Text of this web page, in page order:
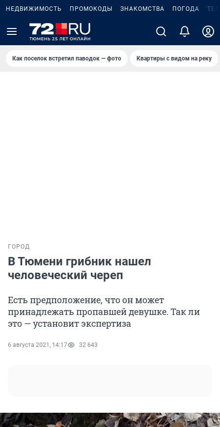
НЕДВИЖИМОСТЬ ПРОМОКОДЫ ЗНАКОМСТВА ПОГОДА
Как поселок встретил паводок — фото Квартиры с видом на реку
ГОРОД
В Тюмени грибник нашел
человеческий череп
Есть предположение, что он может
принадлежать пропавшей девушке. Так ли
это — установит экспертиза
6 августа 2021, 14:17 32 643